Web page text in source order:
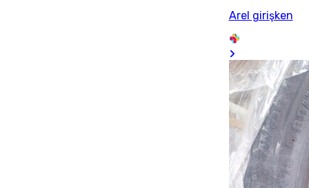
Arel girişken